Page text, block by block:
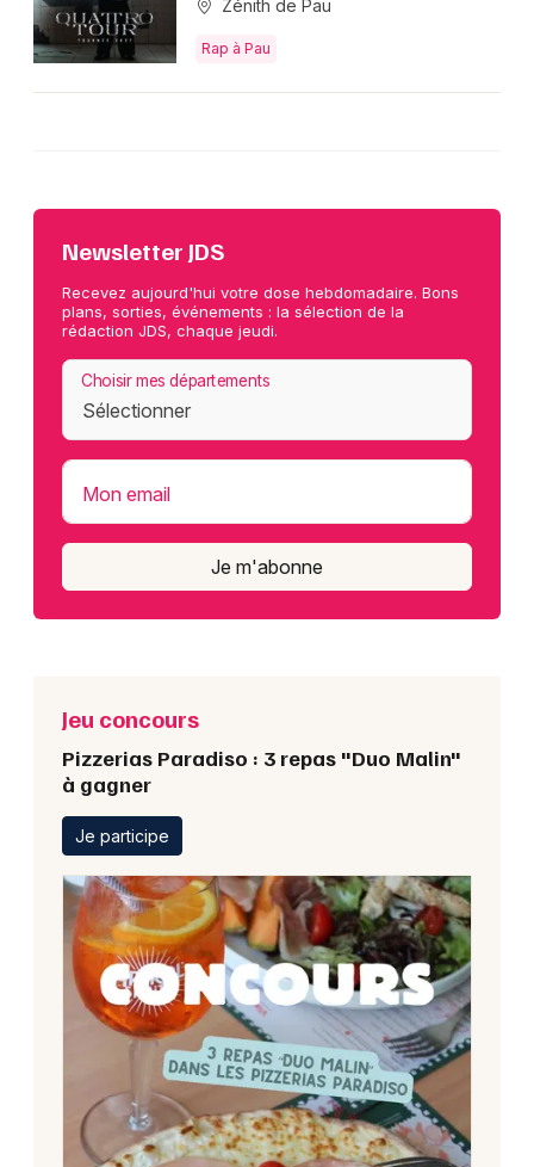
Zénith de Pau
Rap à Pau
Newsletter JDS
Recevez aujourd'hui votre dose hebdomadaire. Bons
plans, sorties, événements : la sélection de la
rédaction JDS, chaque jeudi.
Choisir mes départements
Mon email
Je m'abonne
Jeu concours
Pizzerias Paradiso : 3 repas "Duo Malin"
à gagner
Je participe